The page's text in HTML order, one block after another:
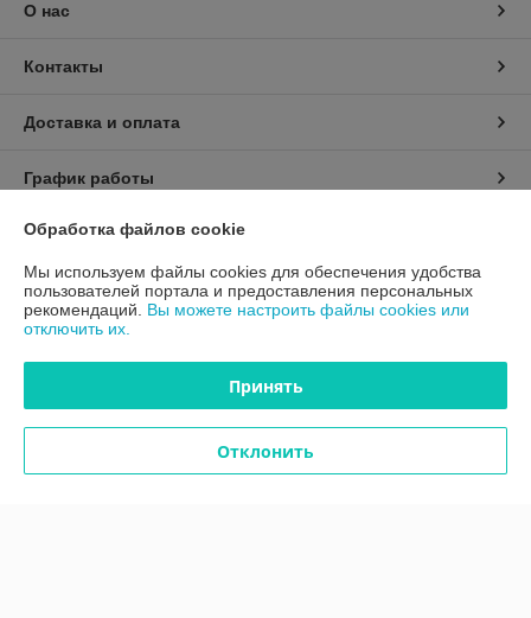
О нас
Контакты
Доставка и оплата
График работы
Полная версия сайта
Политика обработки cookies
Обработка файлов cookie
Мы используем файлы cookies для обеспечения удобства
пользователей портала и предоставления персональных
рекомендаций. Вы можете настроить файлы cookies или
отключить их.
Принять
Отклонить